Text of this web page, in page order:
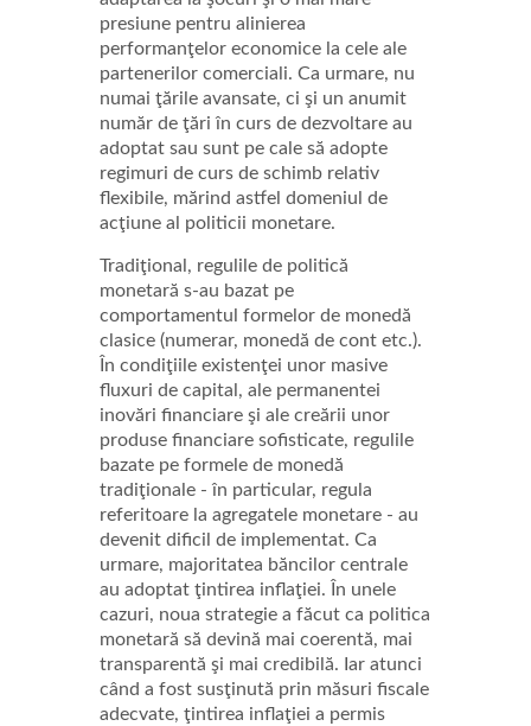
presiune pentru alinierea
performanţelor economice la cele ale
partenerilor comerciali. Ca urmare, nu
numai ţările avansate, ci şi un anumit
număr de ţări în curs de dezvoltare au
adoptat sau sunt pe cale să adopte
regimuri de curs de schimb relativ
flexibile, mărind astfel domeniul de
acţiune al politicii monetare.
Tradiţional, regulile de politică
monetară s-au bazat pe
comportamentul formelor de monedă
clasice (numerar, monedă de cont etc.).
În condiţiile existenţei unor masive
fluxuri de capital, ale permanentei
inovări financiare şi ale creării unor
produse financiare sofisticate, regulile
bazate pe formele de monedă
tradiţionale - în particular, regula
referitoare la agregatele monetare - au
devenit dificil de implementat. Ca
urmare, majoritatea băncilor centrale
au adoptat ţintirea inflaţiei. În unele
cazuri, noua strategie a făcut ca politica
monetară să devină mai coerentă, mai
transparentă şi mai credibilă. Iar atunci
când a fost susţinută prin măsuri fiscale
adecvate, ţintirea inflaţiei a permis